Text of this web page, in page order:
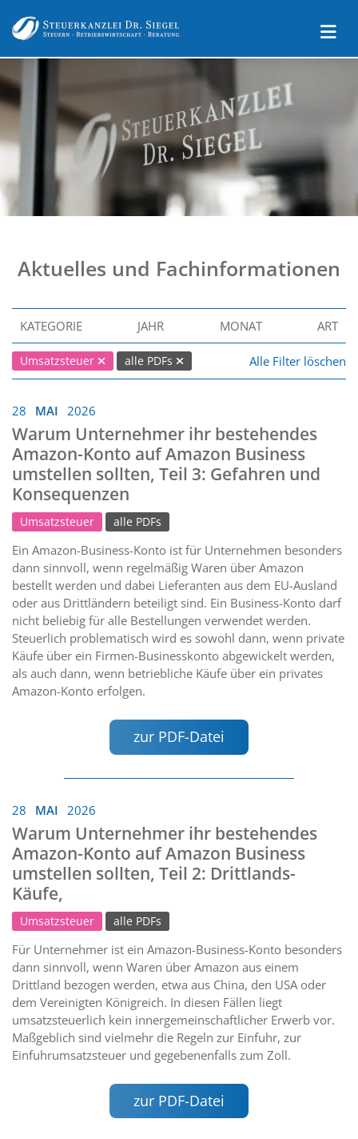
Aktuelles und Fachinformationen
KATEGORIE JAHR MONAT ART
Umsatzsteuer alle PDFs Alle Filter löschen
28 MAI 2026
Warum Unternehmer ihr bestehendes
Amazon-Konto auf Amazon Business
umstellen sollten, Teil 3: Gefahren und
Konsequenzen
Umsatzsteuer alle PDFs
Ein Amazon-Business-Konto ist für Unternehmen besonders
dann sinnvoll, wenn regelmäßig Waren über Amazon
bestellt werden und dabei Lieferanten aus dem EU-Ausland
oder aus Drittländern beteiligt sind. Ein Business-Konto darf
nicht beliebig für alle Bestellungen verwendet werden.
Steuerlich problematisch wird es sowohl dann, wenn private
Käufe über ein Firmen-Businesskonto abgewickelt werden,
als auch dann, wenn betriebliche Käufe über ein privates
Amazon-Konto erfolgen.
zur PDF-Datei
28 MAI 2026
Warum Unternehmer ihr bestehendes
Amazon-Konto auf Amazon Business
umstellen sollten, Teil 2: Drittlands-
Käufe,
Umsatzsteuer alle PDFs
Für Unternehmer ist ein Amazon-Business-Konto besonders
dann sinnvoll, wenn Waren über Amazon aus einem
Drittland bezogen werden, etwa aus China, den USA oder
dem Vereinigten Königreich. In diesen Fällen liegt
umsatzsteuerlich kein innergemeinschaftlicher Erwerb vor.
Maßgeblich sind vielmehr die Regeln zur Einfuhr, zur
Einfuhrumsatzsteuer und gegebenenfalls zum Zoll.
zur PDF-Datei